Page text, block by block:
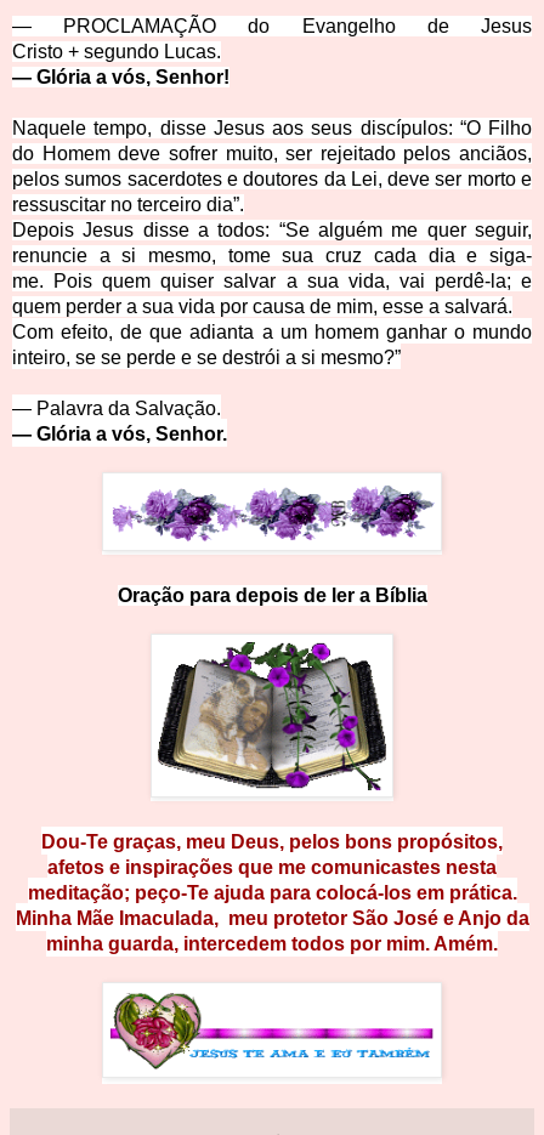
—
PROCLAMAÇÃO do Evangelho de Jesus
Cristo + segundo Lucas.
— Glória a vós, Senhor!
Naquele tempo, disse Jesus aos seus discípulos: “O Filho
do Homem deve sofrer muito, ser rejeitado pelos anciãos,
pelos sumos sacerdotes e doutores da Lei, deve ser morto e
ressuscitar no terceiro dia”.
Depois Jesus disse a todos: “Se alguém me quer seguir,
renuncie a si mesmo, tome sua cruz cada dia e siga-
me.
Pois quem quiser salvar a sua vida, vai perdê-la; e
quem perder a sua vida por causa de mim, esse a salvará.
Com efeito, de que adianta a um homem ganhar o mundo
inteiro, se se perde e se destrói a si mesmo?”
— Palavra da Salvação.
— Glória a vós, Senhor.
Oração para depois de er a Bíblia
Dou-Te graças, meu Deus, pelos bons propósitos,
afetos e inspirações que me comunicastes nesta
meditação; peço-Te ajuda para colocá-los em prática.
Minha Mãe Imaculada, meu protetor São José e Anjo da
minha guarda, intercedem todos por mim. Amém.